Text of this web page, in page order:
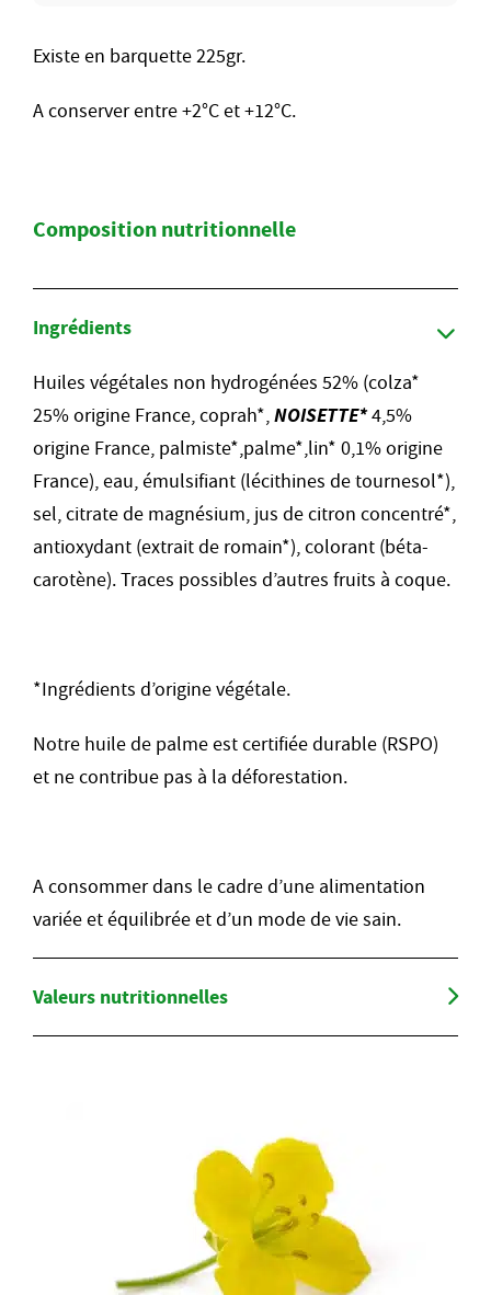
Existe en barquette 225gr.
A conserver entre +2°C et +12°C.
Composition nutritionnelle
Ingrédients
Huiles végétales non hydrogénées 52% (colza*
25% origine France, coprah*,NOISETTE*4,5%
origine France, palmiste*,palme*,lin* 0,1% origine
France), eau, émulsifiant (lécithines de tournesol*),
sel, citrate de magnésium, jus de citron concentré*,
antioxydant (extrait de romain*), colorant (béta-
carotène). Traces possibles d’autres fruits à coque.
*Ingrédients d’origine végétale.
Notre huile de palme est certifiée durable (RSPO)
et ne contribue pas à la déforestation.
A consommer dans le cadre d’une alimentation
variée et équilibrée et d’un mode de vie sain.
Valeurs nutritionnelles